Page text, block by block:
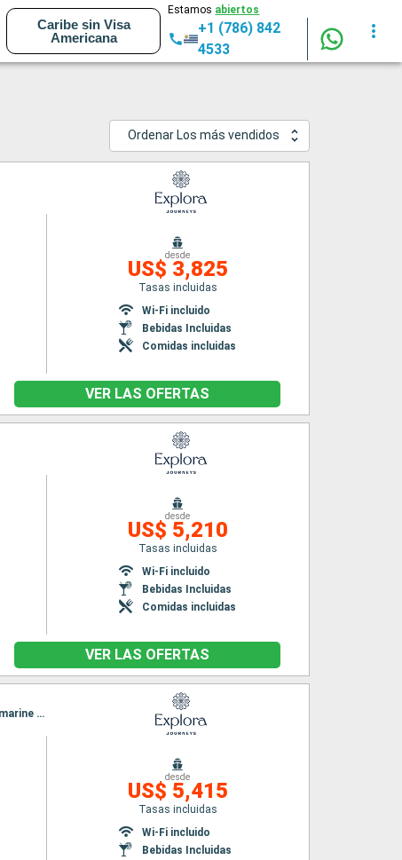
Caribe sin Visa
Americana
Estamos abiertos
+1 (786) 842
4533
Ordenar Los más vendidos
desde
US$ 3,825
Tasas incluidas
Wi-Fi incluido
Bebidas Incluidas
Comidas incluidas
VER LAS OFERTAS
desde
US$ 5,210
Tasas incluidas
Wi-Fi incluido
Bebidas Incluidas
Comidas incluidas
VER LAS OFERTAS
Itinerario : Miami, Cozumel, Costa Maya, Santo Tomas, Belice, Key West, Ocean cay MSC marine reserve, Miami
desde
US$ 5,415
Tasas incluidas
Wi-Fi incluido
Bebidas Incluidas